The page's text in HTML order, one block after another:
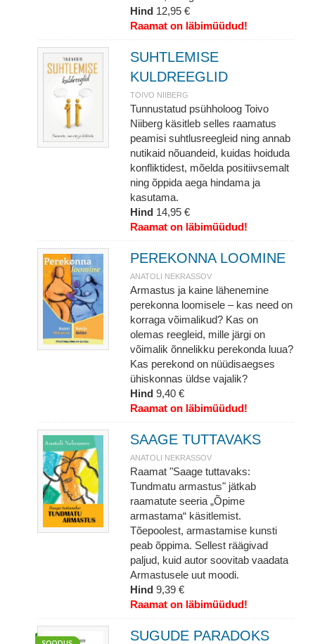
Hind 12,95 €
Raamat on läbimüüdud!
SUHTLEMISE
KULDREEGLID
TOIVO NIIBERG
Tunnustatud psühholoog Toivo
Niiberg käsitleb selles raamatus
peamisi suhtlusreegleid ning annab
nutikaid nõuandeid, kuidas hoiduda
konfliktidest, mõelda positiivsemalt
ning õppida aega hindama ja
kasutama.
Hind 14,95 €
Raamat on läbimüüdud!
PEREKONNA LOOMINE
ANATOLI NEKRASSOV
Armastus ja kaine lähenemine
perekonna loomisele – kas need on
korraga võimalikud? Kas on
olemas reegleid, mille järgi on
võimalik õnnelikku perekonda luua?
Kas perekond on nüüdisaegses
ühiskonnas üldse vajalik?
Hind 9,40 €
Raamat on läbimüüdud!
SAAGE TUTTAVAKS
ANATOLI NEKRASSOV
Raamat "Saage tuttavaks:
Tundmatu armastus" jätkab
raamatute seeria „Õpime
armastama“ käsitlemist.
Tõepoolest, armastamise kunsti
peab õppima. Sellest räägivad
paljud, kuid autor soovitab vaadata
Armastusele uut moodi.
Hind 9,39 €
Raamat on läbimüüdud!
SUGUDE PARADOKS